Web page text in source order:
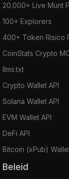
20.000+ Live Munt
100+ Explorers
400+ Token Risico
CoinStats Crypto
llms.txt
Crypto Wallet API
Solana Wallet API
EVM Wallet API
DeFi API
Bitcoin (xPub)
Beleid